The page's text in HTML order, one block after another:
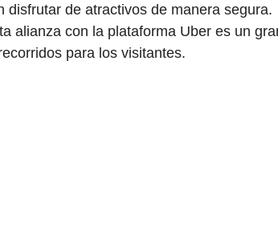
de atractivos de manera segura.
alianza con la plataforma Uber es un
para los visitantes.